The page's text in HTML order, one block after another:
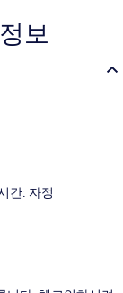
보
간: 자정